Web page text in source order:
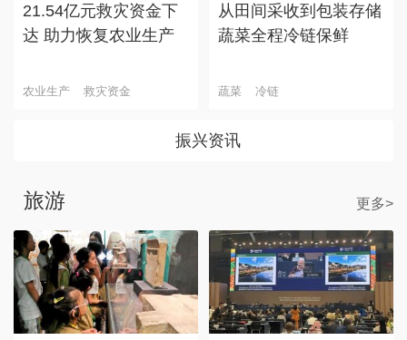
21.54亿元救灾资金下
达 助力恢复农业生产
农业生产 救灾资金
从田间采收到包装存储
蔬菜全程冷链保鲜
蔬菜 冷链
振兴资讯
旅游 更多>